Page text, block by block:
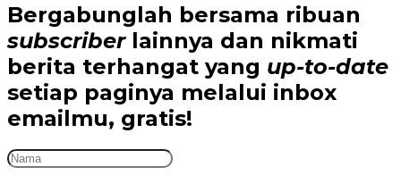
Bergabunglah bersama ribuan
subscriberlainnya dan nikmati
berita terhangat yang up-to-date
setiap paginya melalui inbox
emailmu, gratis!